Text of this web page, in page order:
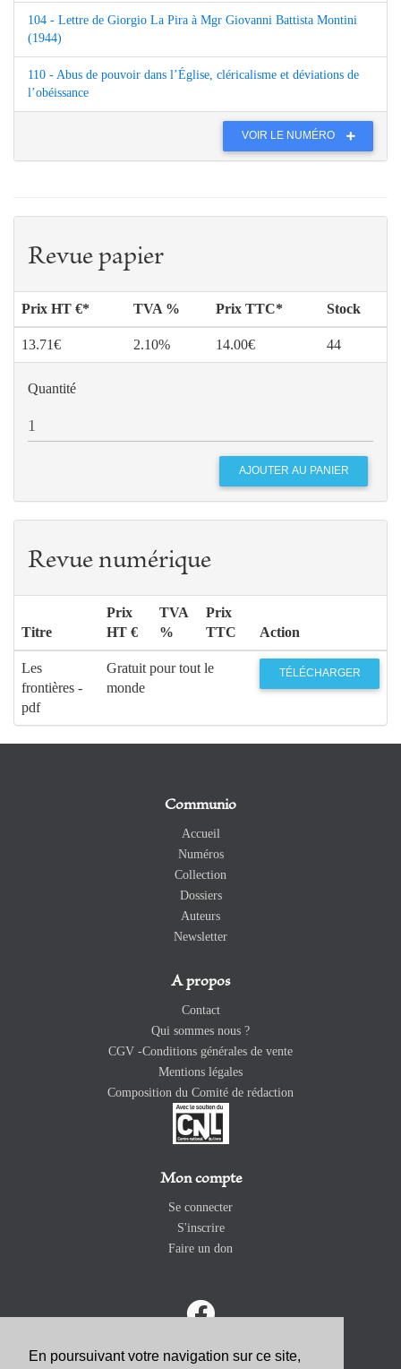
En poursuivant votre navigation sur ce site,
104 - Lettre de Giorgio La Pira à Mgr Giovanni Battista Montini
(1944)
110 - Abus de pouvoir dans l’Église, cléricalisme et déviations de
l’obéissance
VOIR LE NUMÉRO
Revue papier
Prix HT €* TVA % Prix TTC* Stock
13.71€ 2.10% 14.00€ 44
Quantité
Revue numérique
Titre
Prix
HT €
TVA
%
Prix
TTC
Action
Les
frontières -
pdf
Gratuit pour tout le
monde
TÉLÉCHARGER
Communio
Accueil
Numéros
Collection
Dossiers
Auteurs
Newsletter
A propos
Contact
Qui sommes nous ?
CGV -Conditions générales de vente
Mentions légales
Composition du Comité de rédaction
Mon compte
Se connecter
S'inscrire
Faire un don